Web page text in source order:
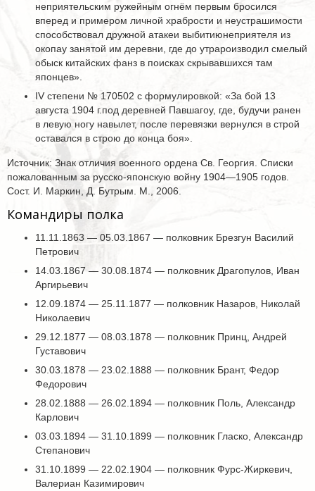
неприятельским ружейным огнём первым бросился
вперед и примером личной храбрости и неустрашимости
способствовал дружной атакеи выбитиюнеприятеля из
окопау занятой им деревни, где до утрароизводил смелый
обыск китайских фанз в поисках скрывавшихся там
японцев».
IV степени № 170502 с формулировкой: «За бой 13
августа 1904 г.под деревней Павшагоу, где, будучи ранен
в левую ногу навылет, после перевязки вернулся в строй
оставался в строю до конца боя».
Источник: Знак отличия военного ордена Св. Георгия. Списки
пожалованным за русско-японскую войну 1904—1905 годов.
Сост. И. Маркин, Д. Бутрым. М., 2006.
Командиры полка
11.11.1863 — 05.03.1867 — полковник Брезгун Василий
Петрович
14.03.1867 — 30.08.1874 — полковник Драгопулов, Иван
Аргирьевич
12.09.1874 — 25.11.1877 — полковник Назаров, Николай
Николаевич
29.12.1877 — 08.03.1878 — полковник Принц, Андрей
Густавович
30.03.1878 — 23.02.1888 — полковник Брант, Федор
Федорович
28.02.1888 — 26.02.1894 — полковник Поль, Александр
Карлович
03.03.1894 — 31.10.1899 — полковник Гласко, Александр
Степанович
31.10.1899 — 22.02.1904 — полковник Фурс-Жиркевич,
Валериан Казимирович